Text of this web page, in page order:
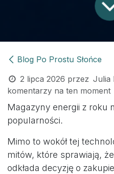
Blog Po Prostu Słońce
2 lipca 2026 przez Julia
komentarzy na ten moment
Magazyny energii z roku
popularności.
Mimo to wokół tej
mitów, które sprawiają,
odkłada decyzję o